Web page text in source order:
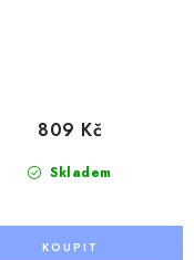
Skladem
809 Kč